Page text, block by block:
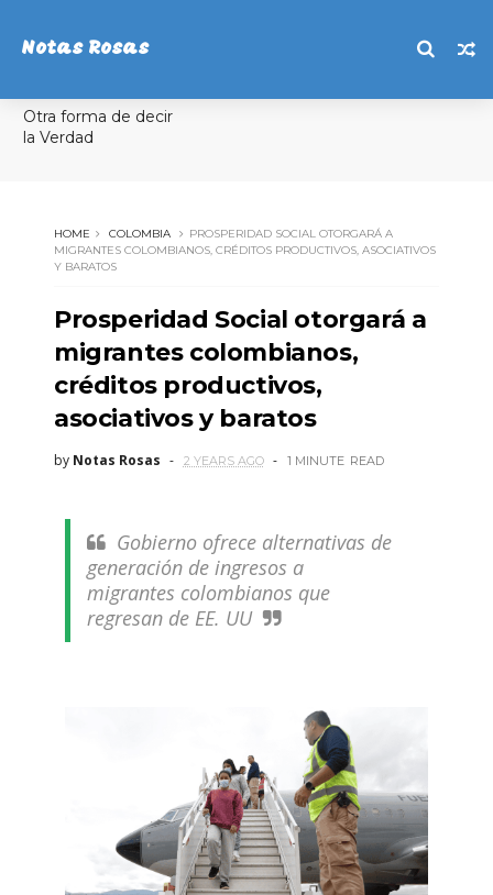
Notas Rosas
Otra forma de decir
la Verdad
HOME COLOMBIA
PROSPERIDAD SOCIAL OTORGARÁ A
MIGRANTES COLOMBIANOS, CRÉDITOS PRODUCTIVOS, ASOCIATIVOS
Y BARATOS
Prosperidad Social otorgará a
migrantes colombianos,
créditos productivos,
asociativos y baratos
by Notas Rosas 2 YEARS AGO 1 MINUTE READ
Gobierno ofrece alternativas de
generación de ingresos a
migrantes colombianos que
regresan de EE. UU